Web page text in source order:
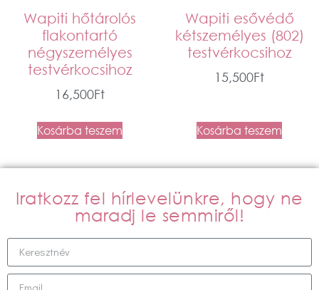
Wapiti hőtárolós
flakontartó
négyszemélyes
testvérkocsihoz
16,500Ft
Kosárba teszem
Wapiti esővédő
kétszemélyes (802)
testvérkocsihoz
15,500Ft
Kosárba teszem
Iratkozz fel hírlevelünkre, hogy ne
maradj le semmiről!